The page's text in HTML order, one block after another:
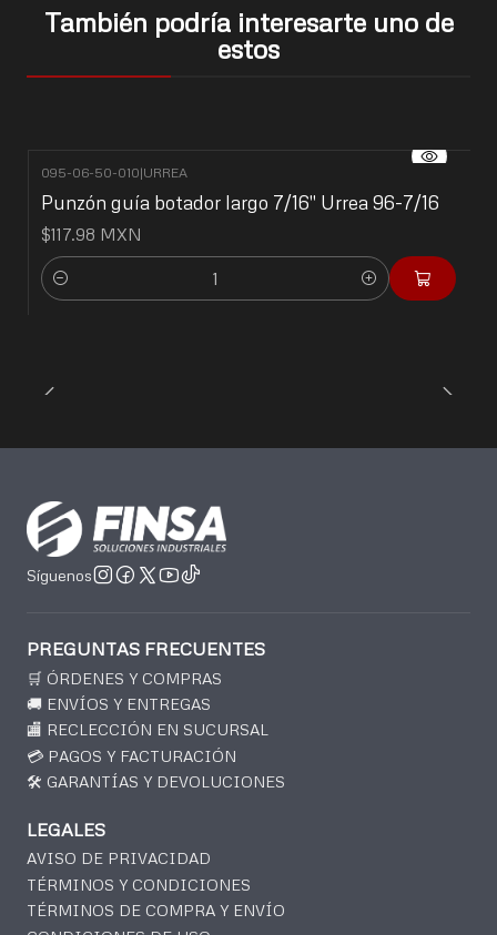
También podría interesarte uno de
estos
095-06-50-010|URREA
Punzón guía botador largo 7/16" Urrea 96-7/16
$117.98 MXN
Cantidad
Síguenos
PREGUNTAS FRECUENTES
🛒 ÓRDENES Y COMPRAS
🚚 ENVÍOS Y ENTREGAS
🏬 RECLECCIÓN EN SUCURSAL
💳 PAGOS Y FACTURACIÓN
🛠️ GARANTÍAS Y DEVOLUCIONES
LEGALES
AVISO DE PRIVACIDAD
TÉRMINOS Y CONDICIONES
TÉRMINOS DE COMPRA Y ENVÍO